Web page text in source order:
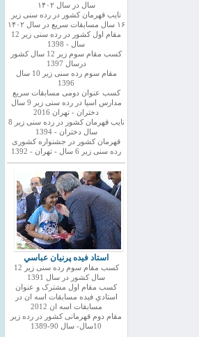
سال در سال ۱۴۰۲
نایب قهرمان کشور در رده سنی زیر
۱۶ سال مسابقات سریع در سال ۱۴۰۲
مقام اول کشور در رده سنی زیر 12
سال - 1398
کسب مقام سوم زیر 12 سال کشور
درسال 1397
مقام سوم رده سنی زیر 10 سال
1396
کسب عنوان دومی مسابقات سریع
مدارس اسیا در رده سنی زیر 9 سال
دختران - تهران 2016
نایب قهرمان کشور در رده سنی زیر 8
سال دختران - 1394
قهرمان کشور در جشنواره کشوری
رده سنی زیر 6 سال - تهران - 1392
استاد فيده پرنيان عباسي
کسب مقام سوم رده سنی زیر 12
سال کشور در سال 1391
کسب مقام اول مشترک و عنوان
استادي فيده مسابقات اسه ان در
مسابقات اسه ان 2012
مقام دوم قهرمانی کشور در رده زیر
10سال- سال 90-1389